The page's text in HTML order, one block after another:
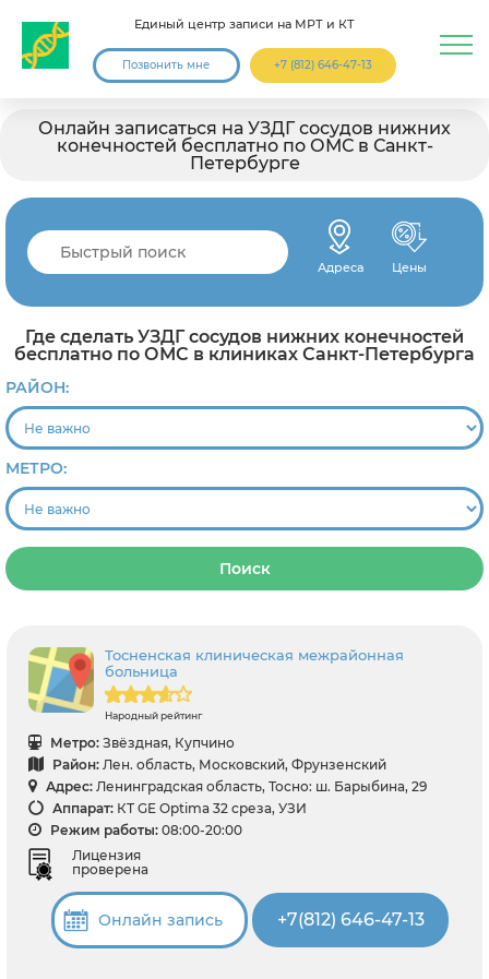
Единый центр записи на МРТ и КТ
Позвонить мне +7 (812) 646-47-13
Онлайн записаться на УЗДГ сосудов нижних
конечностей бесплатно по ОМС в Санкт-
Петербурге
Адреса Цены
Где сделать УЗДГ сосудов нижних конечностей
бесплатно по ОМС в клиниках Санкт-Петербурга
РАЙОН:
МЕТРО:
Поиск
Тосненская клиническая межрайонная
больница
Народный рейтинг
Метро: Звёздная, Купчино
Район: Лен. область, Московский, Фрунзенский
Адрес: Ленинградская область, Тосно: ш. Барыбина, 29
Аппарат: КТ GE Optima 32 среза, УЗИ
Режим работы: 08:00-20:00
Лицензия
проверена
Онлайн запись +7(812) 646-47-13